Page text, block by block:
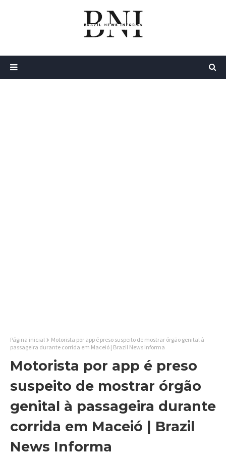
Página inicial
Motorista por app é preso suspeito de mostrar órgão genital à
passageira durante corrida em Maceió | Brazil News Informa
Motorista por app é preso
suspeito de mostrar órgão
genital à passageira durante
corrida em Maceió | Brazil
News Informa